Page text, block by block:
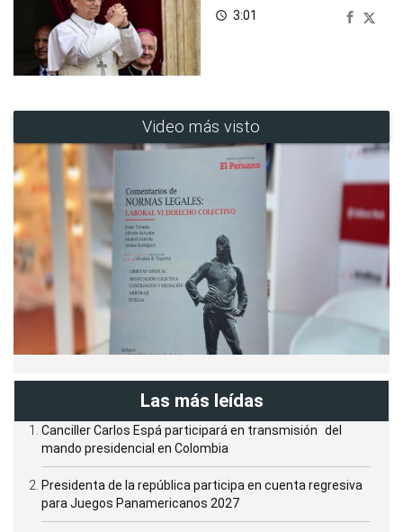
access_time 3:01
Video más visto
Las más leídas
Canciller Carlos Espá participará en transmisión del
mando presidencial en Colombia
Presidenta de la república participa en cuenta regresiva
para Juegos Panamericanos 2027